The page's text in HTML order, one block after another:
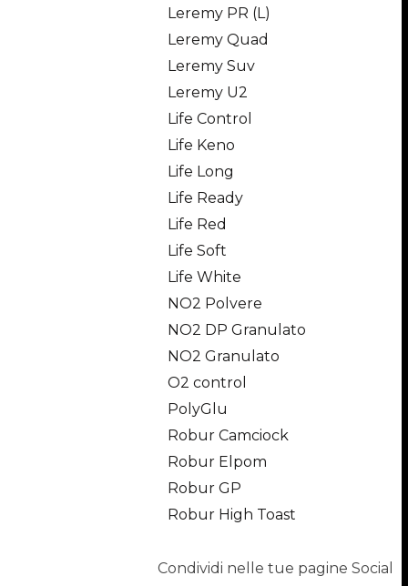
Leremy PR (L)
Leremy Quad
Leremy Suv
Leremy U2
Life Control
Life Keno
Life Long
Life Ready
Life Red
Life Soft
Life White
NO2 Polvere
NO2 DP Granulato
NO2 Granulato
O2 control
PolyGlu
Robur Camciock
Robur Elpom
Robur GP
Robur High Toast
Condividi nelle tue pagine Social